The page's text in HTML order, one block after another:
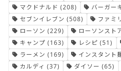
マクドナルド (208) バーガー
セブンイレブン (508) ファミ
ローソン (229) ローソンスト
キャンプ (163) レシピ (51)
ラーメン (169) インスタント
カルディ (37) ダイソー (65)